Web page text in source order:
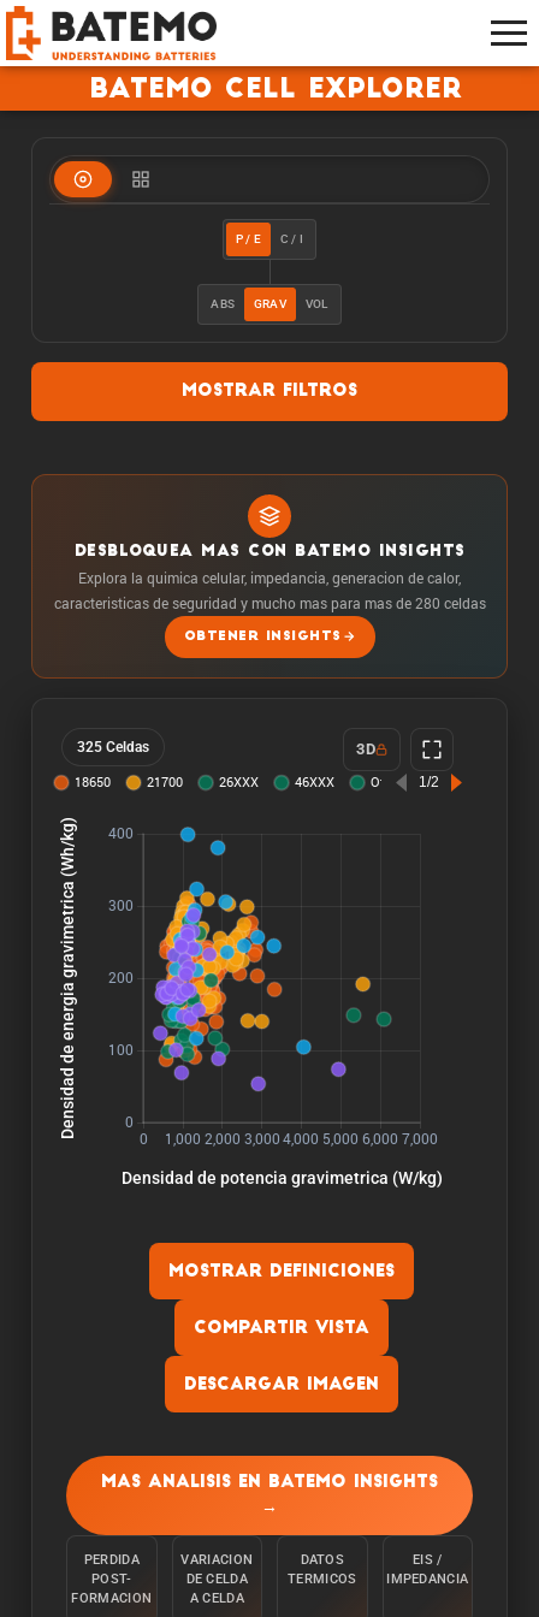
Batemo Cell Explorer
P / E C / I
ABS GRAV VOL
Mostrar filtros
DESBLOQUEA MAS CON BATEMO INSIGHTS
Explora la quimica celular, impedancia, generacion de calor,
caracteristicas de seguridad y mucho mas para mas de 280 celdas
OBTENER INSIGHTS
325 Celdas 3D
Mostrar definiciones
Compartir vista
Descargar imagen
La capacidad se mide descargando la celula a
una temperatura ambiente de 25°C desde el
100% con una corriente constante C/10 hasta
Energia:
Mas analisis en Batemo Insights
→
PERDIDA
POST-
FORMACION
VARIACION
DE CELDA
A CELDA
DATOS
TERMICOS
EIS /
IMPEDANCIA